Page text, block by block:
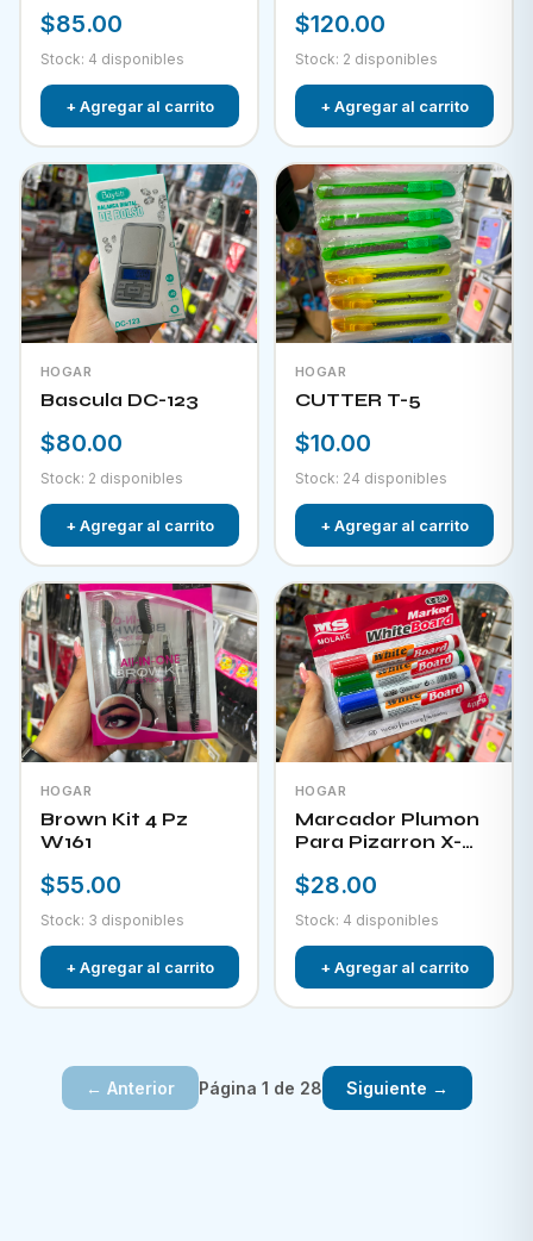
$85.00
Stock: 4 disponibles
+ Agregar al carrito
$120.00
Stock: 2 disponibles
+ Agregar al carrito
HOGAR
Bascula DC-123
$80.00
Stock: 2 disponibles
+ Agregar al carrito
HOGAR
CUTTER T-5
$10.00
Stock: 24 disponibles
+ Agregar al carrito
HOGAR
Brown Kit 4 Pz
W161
$55.00
Stock: 3 disponibles
+ Agregar al carrito
HOGAR
Marcador Plumon
Para Pizarron X-
$28.00
Stock: 4 disponibles
+ Agregar al carrito
← Anterior Página 1 de 28 Siguiente →